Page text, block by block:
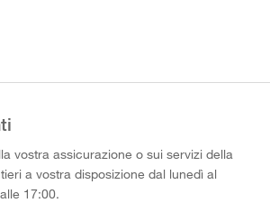
vostra assicurazione o sui servizi della
a vostra disposizione dal lunedì al
17:00.